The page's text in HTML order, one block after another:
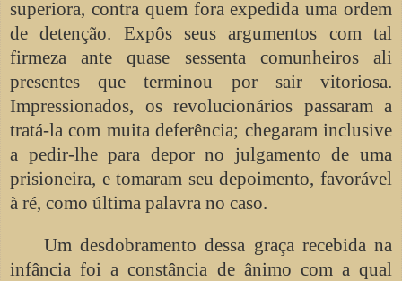
superiora, contra quem fora expedida uma ordem
de detenção. Expôs seus argumentos com tal
firmeza ante quase sessenta comunheiros ali
presentes que terminou por sair vitoriosa.
Impressionados, os revolucionários passaram a
tratá-la com muita deferência; chegaram inclusive
a pedir-lhe para depor no julgamento de uma
prisioneira, e tomaram seu depoimento, favorável
à ré, como última palavra no caso.
Um desdobramento dessa graça recebida na
infância foi a constância de ânimo com a qual